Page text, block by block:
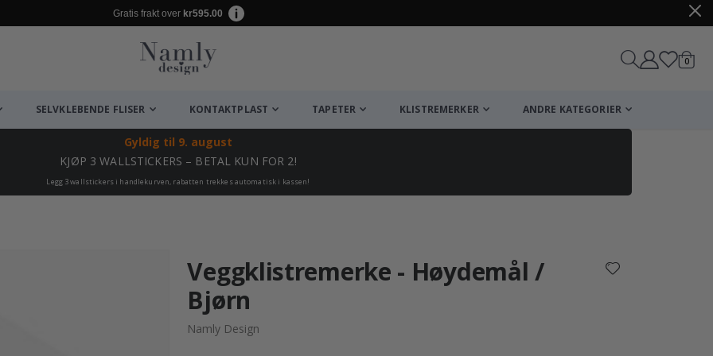
Gratis frakt over kr595.00
0varer
SELVKLEBENDE FLISER KONTAKTPLAST TAPETER KLISTREMERKER ANDRE KATEGORIER
Gyldig til 9. august
KJØP 3 WALLSTICKERS – BETAL KUN FOR 2!
Legg 3 wallstickers i handlekurven, rabatten trekkes automatisk i kassen!
Veggklistremerke - Høydemål /
Bjørn
Namly Design